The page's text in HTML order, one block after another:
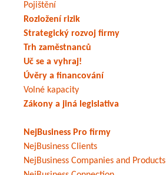
Pojištění
Rozložení rizik
Strategický rozvoj firmy
Trh zaměstnanců
Uč se a vyhraj!
Úvěry a financování
Volné kapacity
Zákony a jiná legislativa
NejBusiness Pro firmy
NejBusiness Clients
NejBusiness Companies and Products